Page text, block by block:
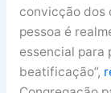
convicção dos
pessoa é
essencial para
beatificação”,